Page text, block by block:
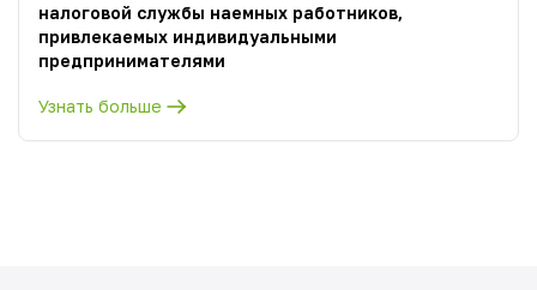
налоговой службы наемных работников,
привлекаемых индивидуальными
предпринимателями
Узнать больше